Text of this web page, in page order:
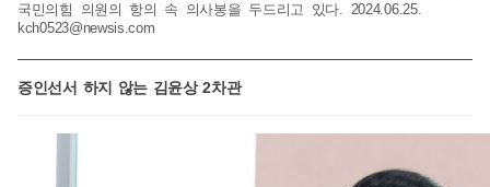
국민의힘 의원의 항의 속 의사봉을 두드리고 있다. 2024.06.25.
kch0523@newsis.com
증인선서 하지 않는 김윤상 2차관